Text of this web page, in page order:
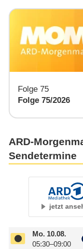
Folge 75
Folge 75/​2026
ARD-
Sendetermine
jetzt
Mo.10.08.
05:30–09:00